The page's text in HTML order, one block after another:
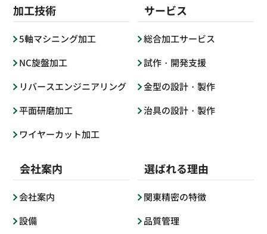
加工技術
5軸マシニング加工
NC旋盤加工
リバースエンジニアリング
平面研磨加工
ワイヤーカット加工
サービス
総合加工サービス
試作・開発支援
金型の設計・製作
治具の設計・製作
会社案内
会社案内
設備
選ばれる理由
関東精密の特徴
品質管理